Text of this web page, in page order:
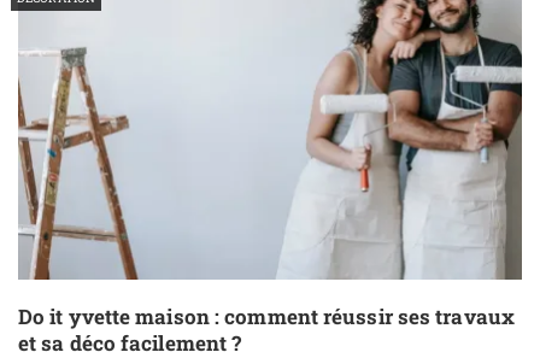
Do it yvette maison : comment réussir ses travaux
et sa déco facilement ?